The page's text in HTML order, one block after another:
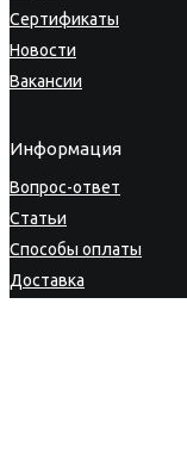
Сертификаты
Новости
Вакансии
Информация
Вопрос-ответ
Статьи
Способы оплаты
Доставка